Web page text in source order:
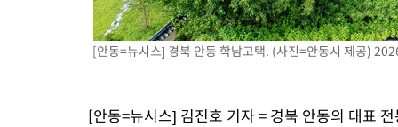
수도권 40도 육박 '펄펄'…동해안 일부 지역엔 호의주의보
온열질환 사망자 3명 늘어…누적 환자 3000명 돌파
강릉에 시간당 81.4㎜ 물폭탄…도로 잠기고 담벼락 붕괴
선재도서 해루질 나섰다 실종 60대, 닷새 만에 숨진 채 발견
[안동=뉴시스] 경북 안동 학남고택. (사진=안동시 제공)
[안동=뉴시스] 김진호 기자 = 경북 안동의 대표